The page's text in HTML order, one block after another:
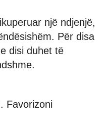
një ndjenjë,
Për disa
disi duhet të
Favorizoni